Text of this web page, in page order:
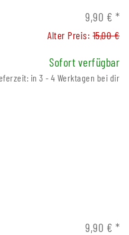
9,90 € *
Alter Preis:15,00 €
Sofort verfügbar
in 3 - 4 Werktagen bei dir
9,90 € *